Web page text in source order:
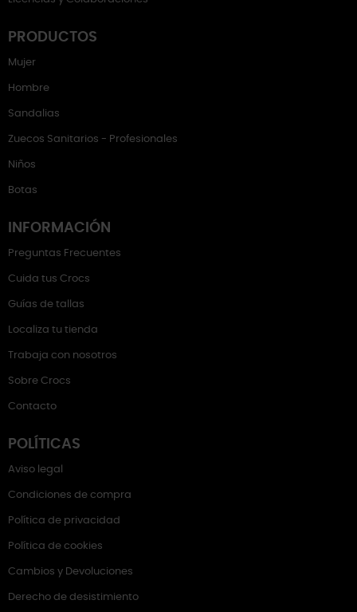
PRODUCTOS
Mujer
Hombre
Sandalias
Zuecos Sanitarios - Profesionales
Niños
Botas
INFORMACIÓN
Preguntas Frecuentes
Cuida tus Crocs
Guías de tallas
Localiza tu tienda
Trabaja con nosotros
Sobre Crocs
Contacto
POLÍTICAS
Aviso legal
Condiciones de compra
Política de privacidad
Política de cookies
Cambios y Devoluciones
Derecho de desistimiento